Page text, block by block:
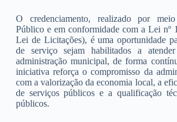
O credenciamento, realizado por
Público e em conformidade com a Lei nº
Lei de Licitações), é uma oportunidade
de serviço sejam habilitados a
administração municipal, de forma
iniciativa reforça o compromisso da
com a valorização da economia local, a
de serviços públicos e a qualificação
públicos.